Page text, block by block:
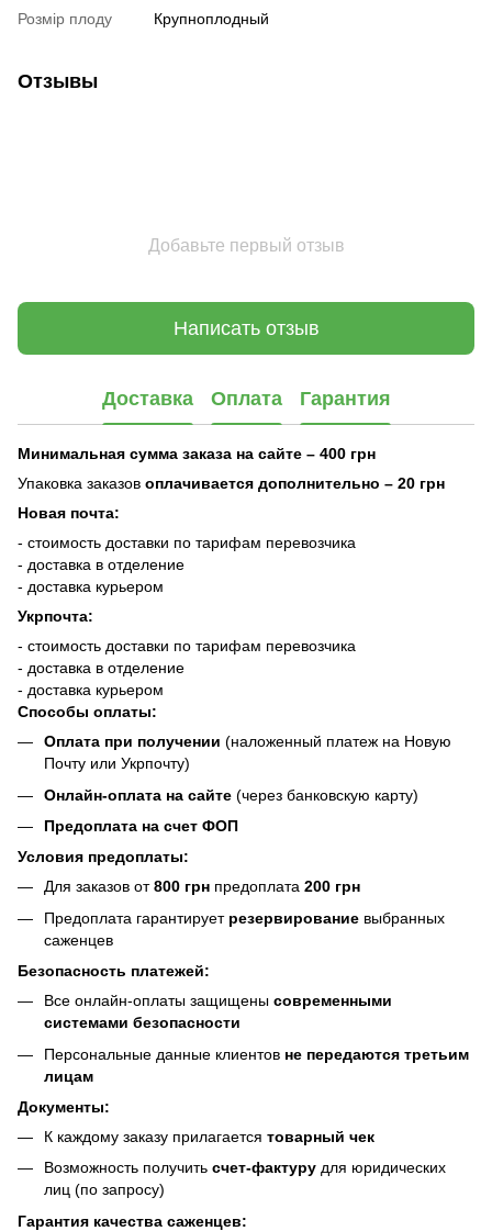
Розмір плоду Крупноплодный
Отзывы
Добавьте первый отзыв
Написать отзыв
Доставка Оплата Гарантия
Минимальная сумма заказа на сайте – 400 грн
Упаковка заказов оплачивается дополнительно – 20 грн
Новая почта:
- стоимость доставки по тарифам перевозчика
- доставка в отделение
- доставка курьером
Укрпочта:
- стоимость доставки по тарифам перевозчика
- доставка в отделение
- доставка курьером
Способы оплаты:
Оплата при получении (наложенный платеж на Новую
Почту или Укрпочту)
Онлайн-оплата на сайте (через банковскую карту)
Предоплата на счет ФОП
Условия предоплаты:
Для заказов от800 грн предоплата 200 грн
Предоплата гарантирует резервирование выбранных
саженцев
Безопасность платежей:
Все онлайн-оплаты защищены современными
системами безопасности
Персональные данные клиентов не передаются третьим
лицам
Документы:
К каждому заказу прилагается товарный чек
Возможность получить счет-фактуру для юридических
лиц (по запросу)
Гарантия качества саженцев: